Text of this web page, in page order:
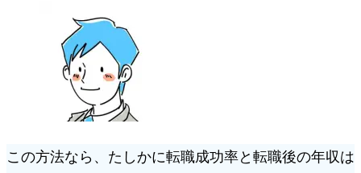
この方法なら、たしかに転職成功率と 転職後の年収 は